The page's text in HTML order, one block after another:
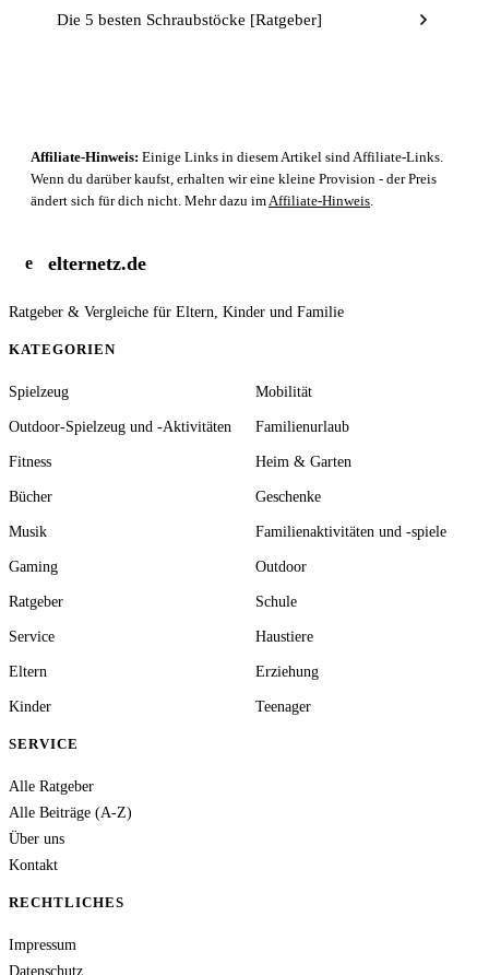
Die 5 besten Schraubstöcke [Ratgeber]
Affiliate-Hinweis: Einige Links in diesem Artikel sind Affiliate-Links.
Wenn du darüber kaufst, erhalten wir eine kleine Provision - der Preis
ändert sich für dich nicht. Mehr dazu im Affiliate-Hinweis
e elternetz.de
Ratgeber & Vergleiche für Eltern, Kinder und Familie
KATEGORIEN
Spielzeug Mobilität
Outdoor-Spielzeug und -Aktivitäten Familienurlaub
Fitness Heim & Garten
Bücher Geschenke
Musik Familienaktivitäten und -spiele
Gaming Outdoor
Ratgeber Schule
Service Haustiere
Eltern Erziehung
Kinder Teenager
SERVICE
Alle Ratgeber
Alle Beiträge (A-Z)
Über uns
Kontakt
RECHTLICHES
Impressum
Datenschutz